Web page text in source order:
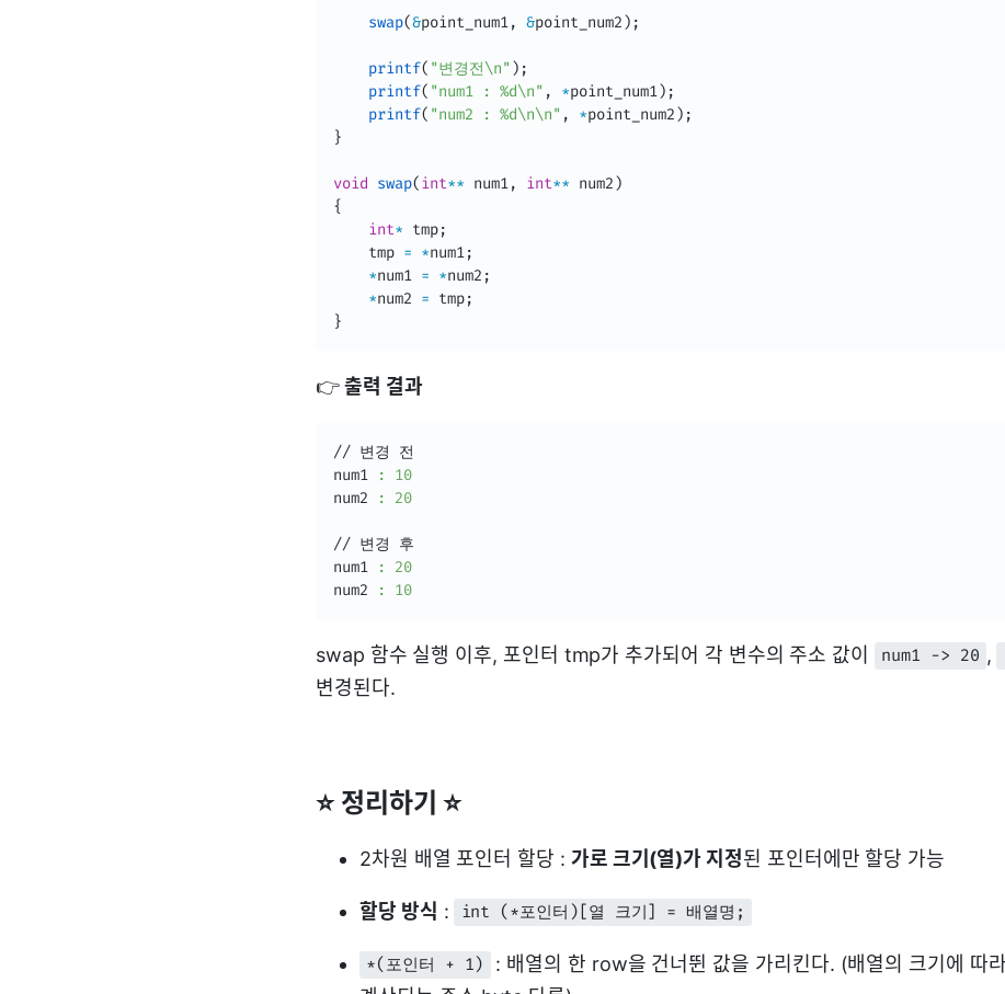
swap(&point_num1, &point_num2 ) ;
printf( "변경전\n" ) ;
printf( "num1 : %d\n" , *point_num1) ;
printf( "num2 : %d\n\n" , *point_num2 ) ;
}
void swap(int** num1, int** num2 )
{
int* tmp;
    tmp
= *num1;
*num1 = *num2 ;
*num2 = tmp;
}
👉출력 결과
// 변경 전
num1
:
10
num2
: 20
// 변경 후
num1
:
20
num2
: 10
swap 함수 실행 이후, 포인터 tmp가 추가되어 각 변수의 주소 값이 num1 -> 20 ,
변경된다.
⭐ 정리하기 ⭐
2차원 배열 포인터 할당 : 가로 크기(열)가 지정된 포인터에만 할당 가능
할당 방식 : int (*포인터)[열 크기] = 배열명;
*(포인터 + 1)
: 배열의 한 row을 건너뛴 값을 가리킨다. (배열의 크기에 따